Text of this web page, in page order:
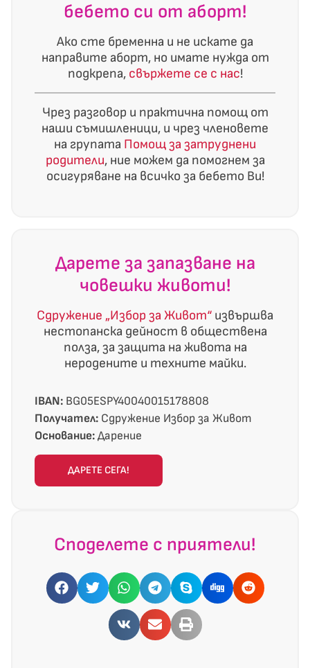
бебето си от аборт!
Ако сте бременна и не искате да
направите аборт, но имате нужда от
подкрепа, свържете се с нас!
Чрез разговор и практична помощ от
наши съмишленици, и чрез членовете
на групата Помощ за затруднени
родители, ние можем да помогнем за
осигуряване на всичко за бебето Ви!
Дарете за запазване на
човешки животи!
Сдружение „Избор за Живот“ извършва
нестопанска дейност в обществена
полза, за защита на живота на
неродените и техните майки.
IBAN: BG05ESPY40040015178808
Получател: Сдружение Избор за Живот
Основание:Дарение
ДАРЕТЕ СЕГА!
Споделете с приятели!